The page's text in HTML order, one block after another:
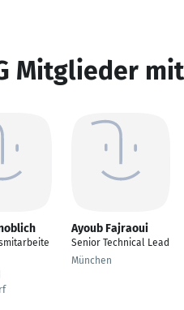
Mitglieder
Ayoub Fajraoui
Senior Technical Lead
München